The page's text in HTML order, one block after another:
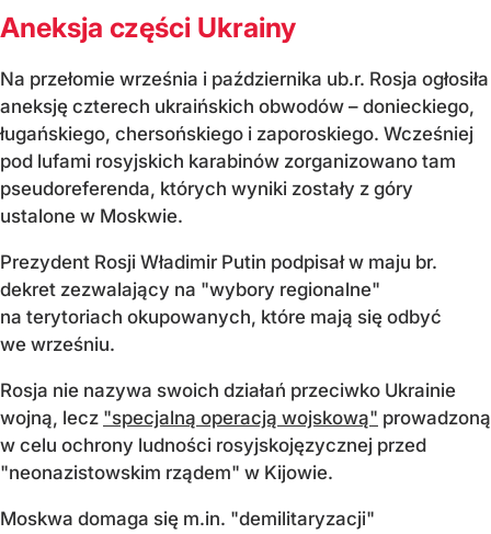
Aneksja części Ukrainy
Na przełomie września i października ub.r. Rosja ogłosiła
aneksję czterech ukraińskich obwodów – donieckiego,
ługańskiego, chersońskiego i zaporoskiego. Wcześniej
pod lufami rosyjskich karabinów zorganizowano tam
pseudoreferenda, których wyniki zostały z góry
ustalone w Moskwie.
Prezydent Rosji Władimir Putin podpisał w maju br.
dekret zezwalający na "wybory regionalne"
na terytoriach okupowanych, które mają się odbyć
we wrześniu.
Rosja nie nazywa swoich działań przeciwko Ukrainie
wojną, lecz "specjalną operacją wojskową" prowadzoną
w celu ochrony ludności rosyjskojęzycznej przed
"neonazistowskim rządem" w Kijowie.
Moskwa domaga się m.in. "demilitaryzacji"